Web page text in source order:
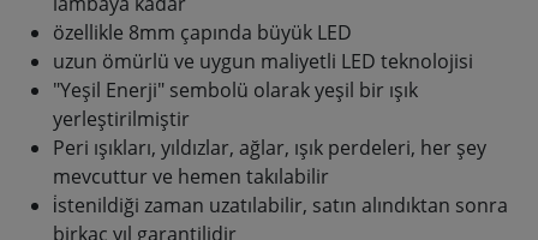
özellikle 8mm çapında büyük LED
uzun ömürlü ve uygun maliyetli LED teknolojisi
"Yeşil Enerji" sembolü olarak yeşil bir ışık
yerleştirilmiştir
Peri ışıkları, yıldızlar, ağlar, ışık perdeleri, her şey
mevcuttur ve hemen takılabilir
i̇stenildiği zaman uzatılabilir, satın alındıktan sonra
birkaç yıl garantilidir